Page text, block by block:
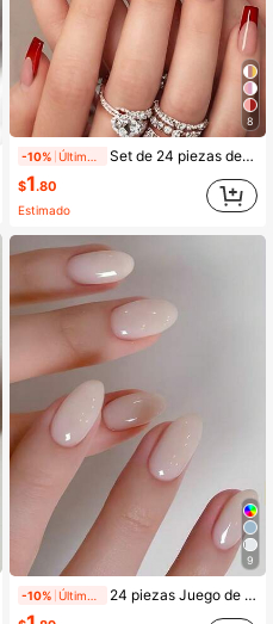
8
-10% Set de 24 piezas de uñas postizas de acrílico para el Día de San Valentín, forma cuadrada mediana francesa, uñas artificiales con corazón rojo Y2K, adecuado para salones de uñas, uso diario de adolescentes y mujeres y fiestas festivas, set de regalo
$1.80
Estimado
9
-10% 24 piezas Juego de pegatinas de uñas blancas brillantes ovaladas y cortas, de material acrílico, tamaño corto que se ajusta perfectamente a las uñas postizas, incluye: 1 pieza de gel de gelatina y 1 pieza de lima de uñas